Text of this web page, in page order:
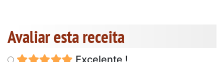
Avaliar esta receita